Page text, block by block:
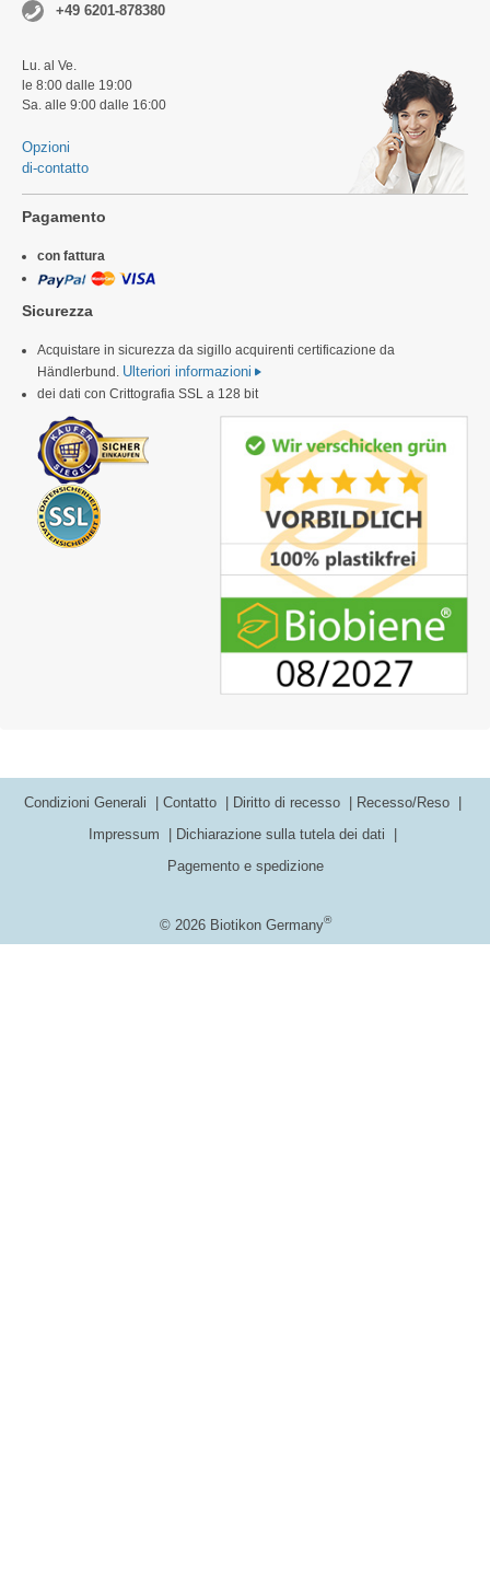
+49 6201-878380
Lu. al Ve.
le 8:00 dalle 19:00
Sa. alle 9:00 dalle 16:00
Opzioni
di-contatto
Pagamento
con fattura
Sicurezza
Acquistare in sicurezza da sigillo acquirenti certificazione da
Händlerbund. Ulteriori informazioni
dei dati con Crittografia SSL a 128 bit
© 2026 Biotikon Germany®
Condizioni Generali Contatto Diritto di recesso
Recesso/Reso
Impressum
Dichiarazione sulla tutela dei dati
Pagemento e spedizione